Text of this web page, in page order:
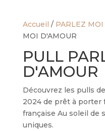
Accueil / PARLEZ
MOI D'AMOUR
PULL
D'AMOUR
Découvrez les pulls
2024 de prêt à porter
française Au soleil de
uniques.